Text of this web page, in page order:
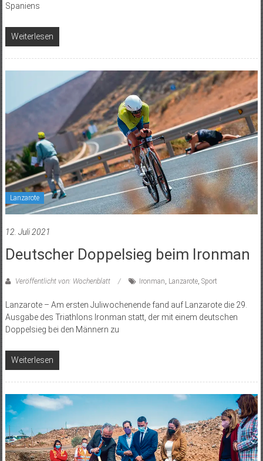
Spaniens
Weiterlesen
Lanzarote
12. Juli 2021
Deutscher Doppelsieg beim Ironman
Veröffentlicht von: Wochenblatt Ironman, Lanzarote, Sport
Lanzarote – Am ersten Juliwochenende fand auf Lanzarote die 29.
Ausgabe des Triathlons Ironman statt, der mit einem deutschen
Doppelsieg bei den Männern zu
Weiterlesen